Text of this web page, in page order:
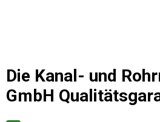
Die Kanal- und
GmbH